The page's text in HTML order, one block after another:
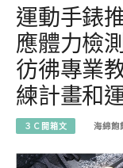
運動手錶
應體力檢
彷彿專業
練計畫和
３Ｃ開箱文 海綿飽